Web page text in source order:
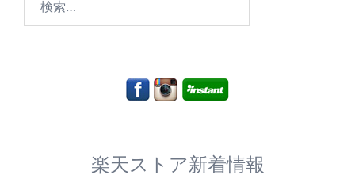
楽天ストア新着情報